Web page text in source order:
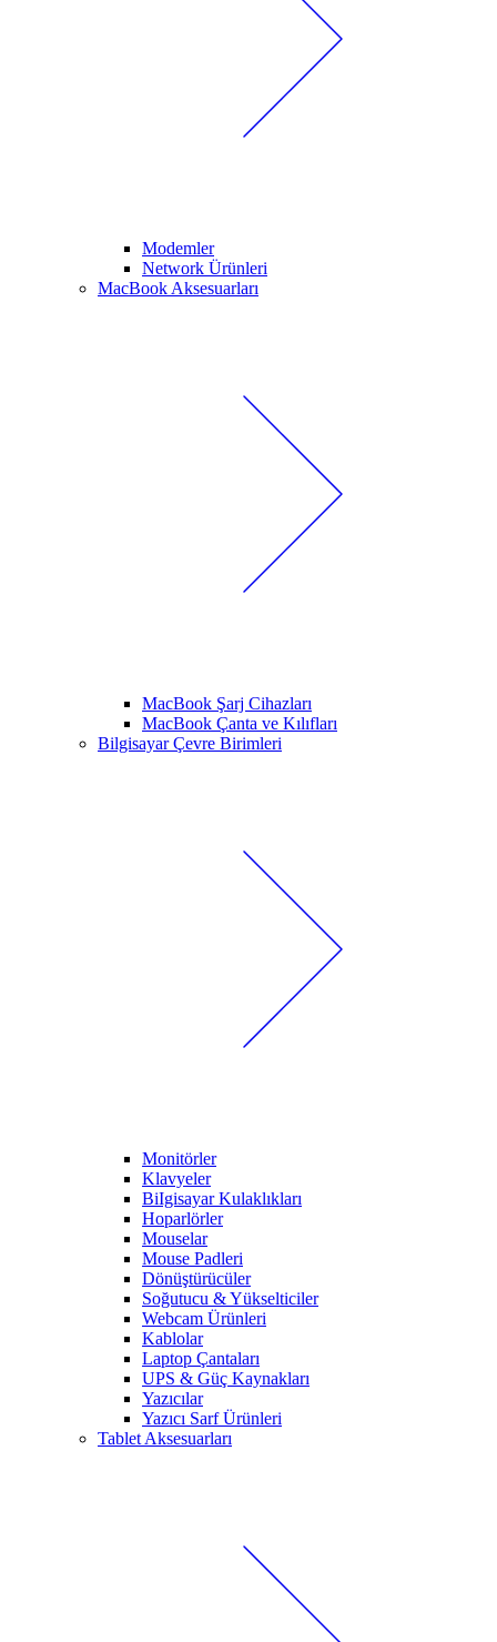
Modemler
Network Ürünleri
MacBook Aksesuarları
MacBook Şarj Cihazları
MacBook Çanta ve Kılıfları
Bilgisayar Çevre Birimleri
Monitörler
Klavyeler
BiIgisayar Kulaklıkları
Hoparlörler
Mouselar
Mouse Padleri
Dönüştürücüler
Soğutucu & Yükselticiler
Webcam Ürünleri
Kablolar
Laptop Çantaları
UPS & Güç Kaynakları
Yazıcılar
Yazıcı Sarf Ürünleri
Tablet Aksesuarları